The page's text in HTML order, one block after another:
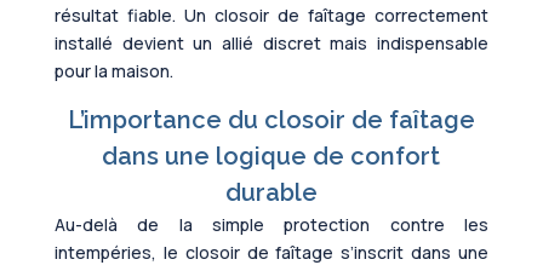
résultat fiable. Un closoir de faîtage correctement
installé devient un allié discret mais indispensable
pour la maison.
L’importance du closoir de faîtage
dans une logique de confort
durable
Au-delà de la simple protection contre les
intempéries, le closoir de faîtage s’inscrit dans une